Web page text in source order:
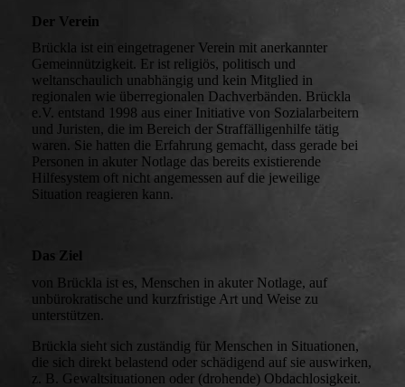
Der Verein
Brückla ist ein eingetragener Verein mit anerkannter
Gemeinnützigkeit. Er ist religiös, politisch und
weltanschaulich unabhängig und kein Mitglied in
regionalen wie überregionalen Dachverbänden. Brückla
e.V. entstand 1998 aus einer Initiative von Sozialarbeitern
und Juristen, die im Bereich der Straffälligenhilfe tätig
waren. Sie hatten die Erfahrung gemacht, dass gerade bei
Personen in akuter Notlage das bereits existierende
Hilfesystem oft nicht angemessen auf die jeweilige
Situation reagieren kann.
Das Ziel
von Brückla ist es, Menschen in akuter Notlage, auf
unbürokratische und kurzfristige Art und Weise zu
unterstützen.
Brückla sieht sich zuständig für Menschen in Situationen,
die sich direkt belastend oder schädigend auf sie auswirken,
z. B. Gewaltsituationen oder (drohende) Obdachlosigkeit.